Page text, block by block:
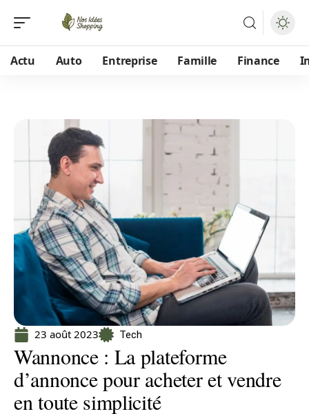
Actu Auto Entreprise Famille Finance
23 août 2023 Tech
Wannonce : La plateforme
d’annonce pour acheter et vendre
en toute simplicité